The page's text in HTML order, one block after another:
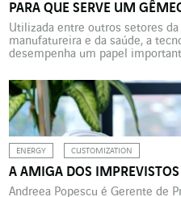
PARA QUE SERVE UM
Utilizada entre outros setores
manufatureira e da saúde, a
desempenha um papel
ENERGY CUSTOMIZATION
A AMIGA DOS IMPREVISTOS
Andreea Popescu é Gerente de